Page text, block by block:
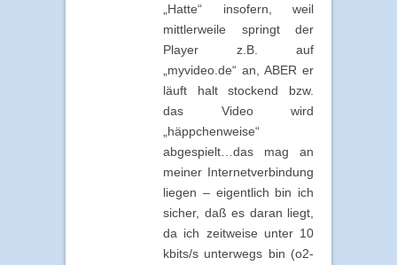
„Hatte“ insofern, weil
mittlerweile springt der
Player z.B. auf
„myvideo.de“ an, ABER er
läuft halt stockend bzw.
das Video wird
„häppchenweise“
abgespielt…das mag an
meiner Internetverbindung
liegen – eigentlich bin ich
sicher, daß es daran liegt,
da ich zeitweise unter 10
kbits/s unterwegs bin (o2-